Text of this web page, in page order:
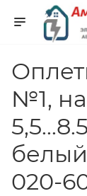
№1,
белый
020-